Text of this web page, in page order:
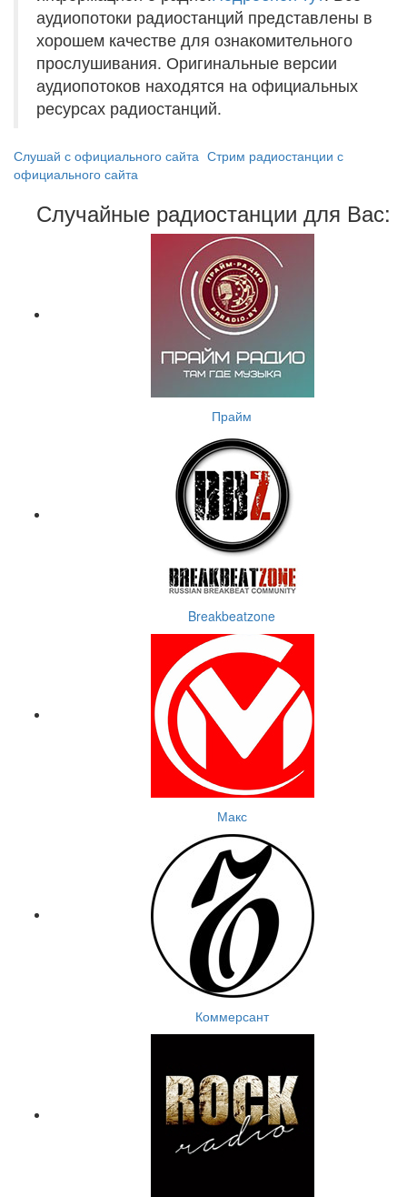
аудиопотоки радиостанций представлены в
хорошем качестве для ознакомительного
прослушивания. Оригинальные версии
аудиопотоков находятся на официальных
ресурсах радиостанций.
Слушай с официального сайта Стрим радиостанции с
официального сайта
Случайные радиостанции для Вас:
Прайм
Breakbeatzone
Макс
Коммерсант